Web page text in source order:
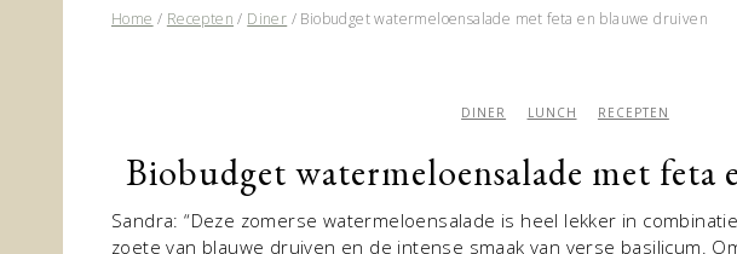
Home / Recepten / Diner / Biobudget watermeloensalade met feta en blauwe druiven
DINER LUNCH RECEPTEN
Biobudget watermeloensalade met feta
Sandra: “Deze zomerse watermeloensalade is heel lekker in
zoete van blauwe druiven en de intense smaak van verse basilicum.